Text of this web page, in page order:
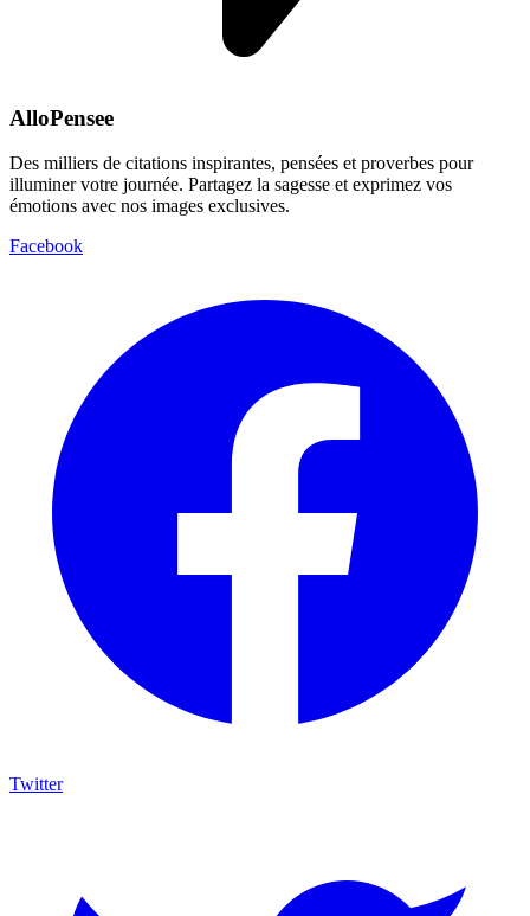
AlloPensee
Des milliers de citations inspirantes, pensées et proverbes pour
illuminer votre journée. Partagez la sagesse et exprimez vos
émotions avec nos images exclusives.
Facebook
Twitter